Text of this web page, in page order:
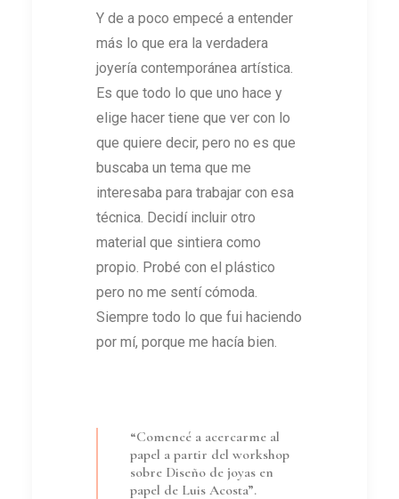
Y de a poco empecé a entender
más lo que era la verdadera
joyería contemporánea artística.
Es que todo lo que uno hace y
elige hacer tiene que ver con lo
que quiere decir, pero no es que
buscaba un tema que me
interesaba para trabajar con esa
técnica. Decidí incluir otro
material que sintiera como
propio. Probé con el plástico
pero no me sentí cómoda.
Siempre todo lo que fui haciendo
por mí, porque me hacía bien.
“Comencé a acercarme al
papel a partir del workshop
sobre Diseño de joyas en
papel de Luis Acosta”.